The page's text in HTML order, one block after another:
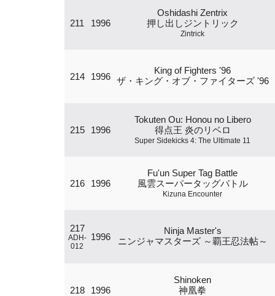
211 1996
Oshidashi Zentrix
押し出しジントリック
Zintrick
214 1996
King of Fighters '96
ザ・キング・オブ・ファイターズ '96
215 1996
Tokuten Ou: Honou no Libero
得点王 炎のリベロ
Super Sidekicks 4: The Ultimate 11
216 1996
Fu'un Super Tag Battle
風雲スーパータッグバトル
Kizuna Encounter
217
ADH-
012
1996
Ninja Master's
ニンジャマスターズ ～覇王忍法帖～
218 1996
Shinoken
神凰拳